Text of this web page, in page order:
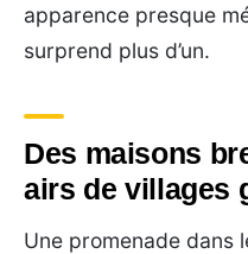
apparence presque
surprend plus d’un.
Des maisons
airs de villages
Une promenade dans